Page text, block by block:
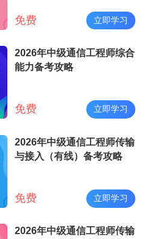
免费 立即学习
2026年中级通信工程师综合
能力备考攻略
免费 立即学习
2026年中级通信工程师传输
与接入（有线）备考攻略
免费 立即学习
2026年中级通信工程师传输